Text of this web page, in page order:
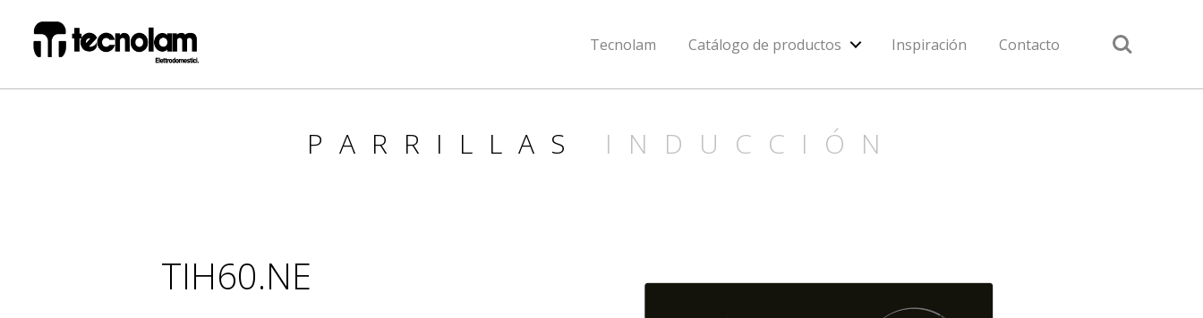
Tecnolam Catálogo de productos Inspiración Contacto Search
PARRILLAS INDUCCIÓN
TIH60.NE